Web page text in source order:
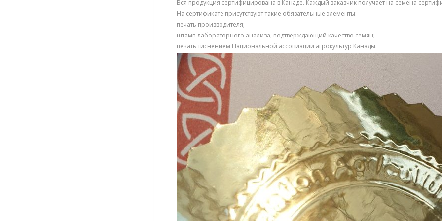
Вся продукция сертифицирована в Канаде. Каждый заказчик получает на семена
На сертификате присутствуют такие обязательные элементы:
печать производителя;
штамп лабораторного анализа, подтверждающий качество семян;
печать тиснением Национальной ассоциации агрокультур Канады.